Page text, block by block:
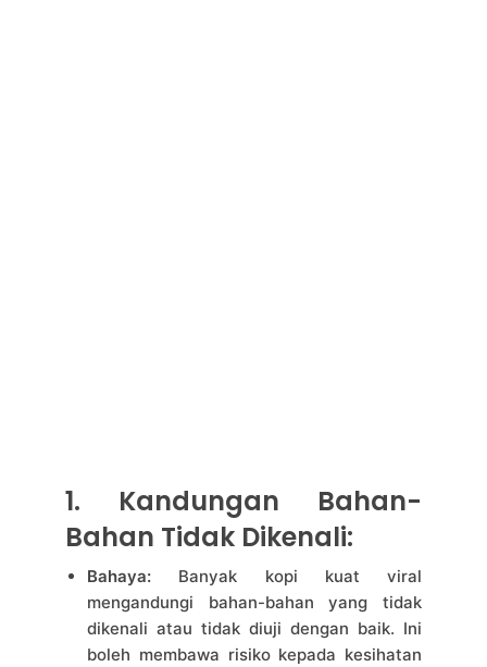
1. Kandungan Bahan-
Bahan Tidak Dikenali:
Bahaya: Banyak kopi kuat viral
mengandungi bahan-bahan yang tidak
dikenali atau tidak diuji dengan baik. Ini
boleh membawa risiko kepada kesihatan